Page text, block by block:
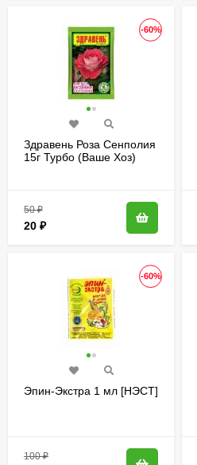
-60%
Здравень Роза Сенполия
15г Турбо (Ваше Хоз)
50₽
20 ₽
-60%
Эпин-Экстра 1 мл [НЭСТ]
100₽